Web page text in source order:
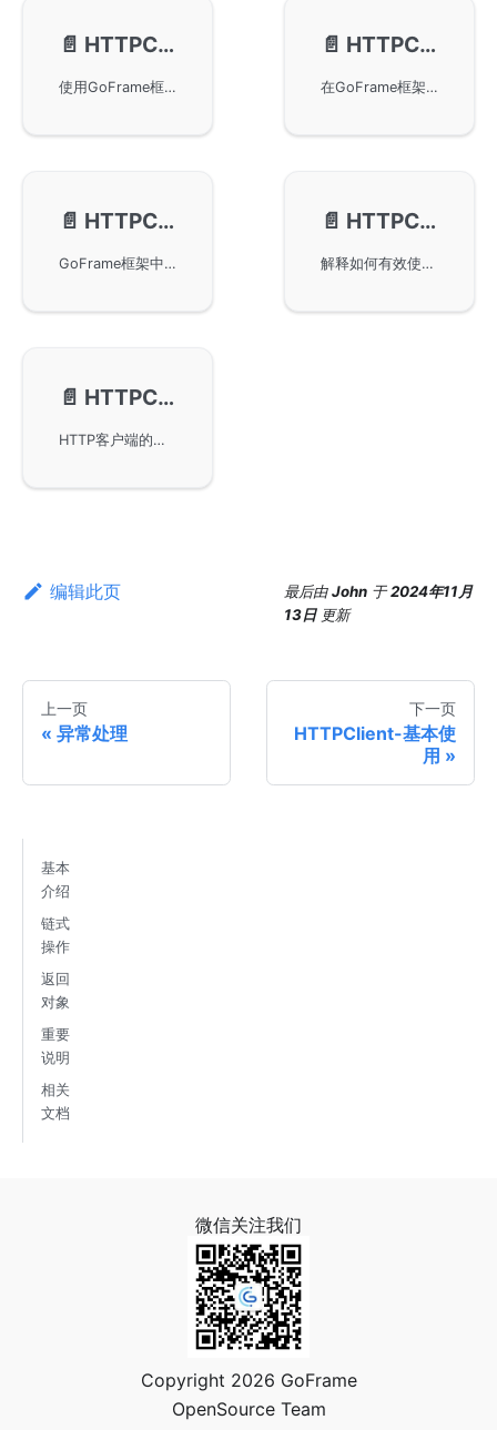
📄️ HTTPClient-请求信息打印
使用GoFrame框架中的HTTP客户端功能获取和打印HTTP请求的原始输入和输出信息。主要方法包括Raw、RawDump、RawRequest和RawResponse，适用于调试HTTP请求。示例展示了使用GoFrame框架发送POST请求并打印请求和响应的具体方法。
📄️ HTTPClient-代理Proxy设置
在GoFrame框架的HTTP客户端中设置代理服务器地址，支持http和socks5两种形式。通过SetProxy和Proxy方法，用户可以轻松配置代理，实现对外网资源的访问，包括普通调用示例和链式调用示例，帮助用户快速掌握代理功能的使用。
📄️ HTTPClient-拦截器/中间件
GoFrame框架中的HTTPClient拦截器/中间件特性，可用于全局请求拦截和参数校验。通过中间件，开发者可以在请求的前置和后置阶段插入自定义逻辑，修改提交参数或返回参数，实现签名参数注入等功能，确保接口参数的安全性。
📄️ HTTPClient-常见问题
解释如何有效使用GoFrame框架中的gclient.Client对象，以提高效率和降低资源使用。包含gclient.Client对象复用的建议以及如何处理非法字符问题，通过示例演示设置正确的ContentType。
📄️ HTTPClient-监控指标
HTTP客户端的监控指标功能，默认情况下是关闭状态，以免影响性能。它提供了多种指标供用户参考，如请求执行的时间开销、连接创建时间以及请求的字节总大小等，只有在metric特性全局开启时才会启用这些指标，帮助用户更好地进行性能分析。
编辑此页 最后由John 于2024年11月
13日 更新
上一页
异常处理
下一页
HTTPClient-基本使
用
基本
介绍
链式
操作
返回
对象
重要
说明
相关
文档
微信关注我们
Copyright 2026 GoFrame
OpenSource Team